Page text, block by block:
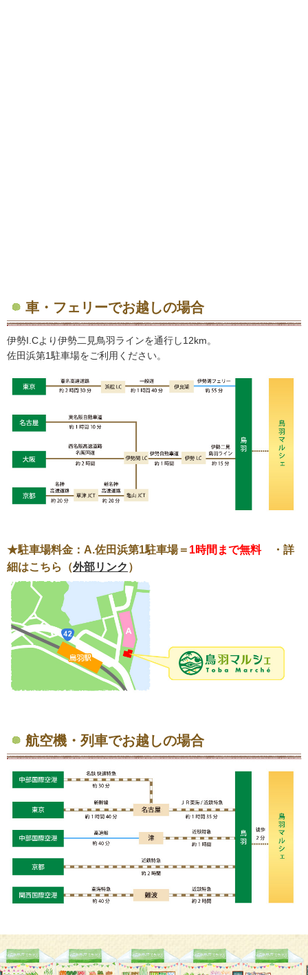
車・フェリーでお越しの場合
伊勢I.Cより伊勢二見鳥羽ラインを通行し12km。
佐田浜第1駐車場をご利用ください。
★駐車場料金：A.佐田浜第1駐車場＝ 1時間まで無料・詳
細はこちら（外部リンク ）
航空機・列車でお越しの場合